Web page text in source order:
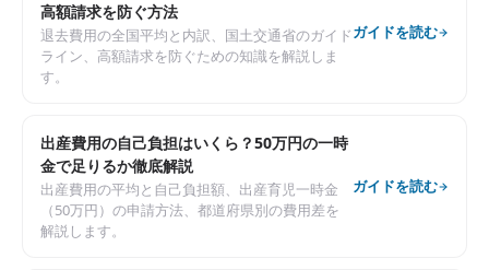
高額請求を防ぐ方法
退去費用の全国平均と内訳、国土交通省のガイド
ライン、高額請求を防ぐための知識を解説しま
す。
ガイドを読む
出産費用の自己負担はいくら？50万円の一時
金で足りるか徹底解説
出産費用の平均と自己負担額、出産育児一時金
（50万円）の申請方法、都道府県別の費用差を
解説します。
ガイドを読む